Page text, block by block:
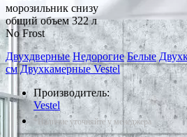
морозильник снизу
общий объем 322 л
No Frost
Двухдверные Недорогие Белые
см Двухкамерные Vestel
Производитель:
Vestel
*Наличие уточняйте у менеджера